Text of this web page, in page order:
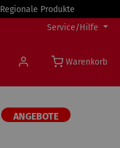
Regionale Produkte
Service/Hilfe
Warenkorb
ANGEBOTE